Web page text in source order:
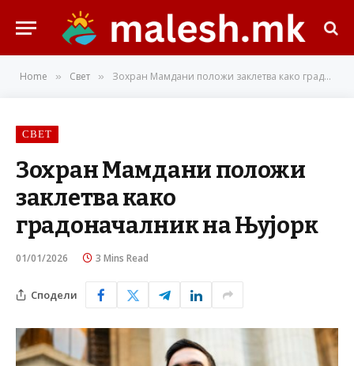
Home » Свет » Зохран Мамдани положи заклетва како градоначалник на Њујорк
СВЕТ
Зохран Мамдани положи
заклетва како
градоначалник на Њујорк
01/01/2026 3 Mins Read
Сподели